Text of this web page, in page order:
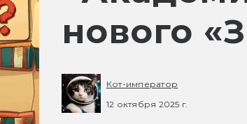
нового
Кот-император
12 октября 2025 г.